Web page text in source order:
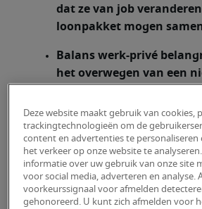
dat ze van job
loonpakket mogen
Balans werk-privé
het overwegen van een
zelfstandige of freelancer
Uit onderzoek in opdracht
gespecialiseerd
Half blijkt dat meer dan 1 op 4
bedienden (<34 jaar)
Deze website maakt gebruik van cookies,
trackingtechnologieën om de
content en advertenties te personaliseren
het verkeer op onze website te
informatie over uw gebruik van onze site
voor social media, adverteren en analyse.
voorkeurssignaal voor afmelden
gehonoreerd. U kunt zich afmelden voor